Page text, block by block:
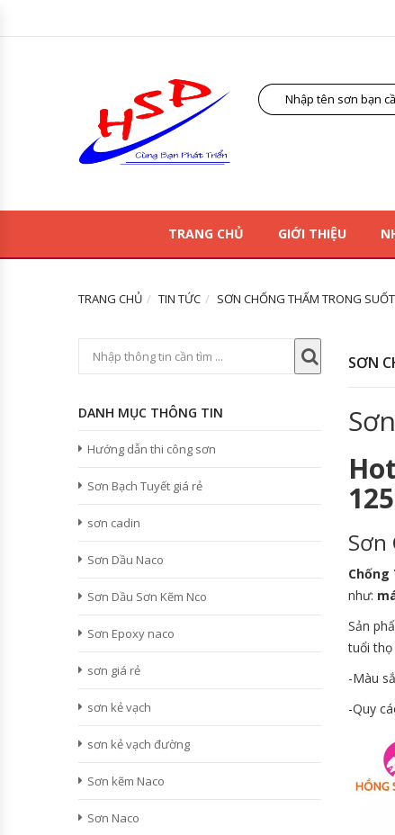
TRANG CHỦ GIỚI THIỆU
TRANG CHỦ TIN TỨC SƠN CHỐNG THẤM TRONG
SƠN
Sơn
Chống
như:
Sản
tuổi
-Màu
-Quy
DANH MỤC THÔNG TIN
Hướng dẫn thi công sơn
Sơn Bạch Tuyết giá rẻ
sơn cadin
Sơn Dầu Naco
Sơn Dầu Sơn Kẽm Nco
Sơn Epoxy naco
sơn giá rẻ
sơn kẻ vạch
sơn kẻ vạch đường
Sơn kẽm Naco
Sơn Naco